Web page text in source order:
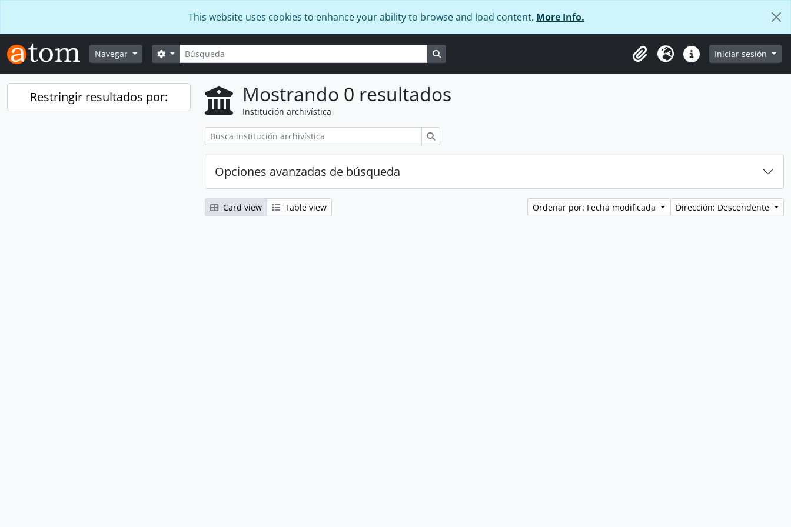
This website uses cookies to enhance your ability to browse and load content. More Info.
Navegar Búsqueda
Search options
Portapapeles
Idioma Enlaces rápidos
Iniciar sesión
Restringir resultados por: Mostrando 0 resultados
Institución archivística
Opciones avanzadas de búsqueda
Card view Table view Ordenar por: Fecha modificada Dirección: Descendente